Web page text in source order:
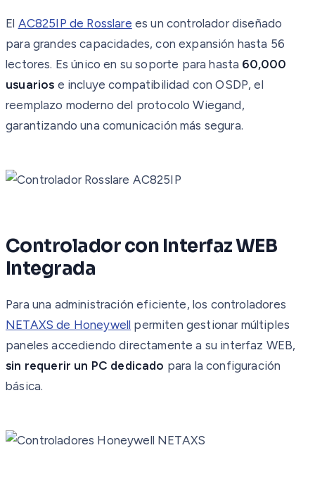
El AC825IP de Rosslare es un controlador diseñado
para grandes capacidades, con expansión hasta 56
lectores. Es único en su soporte para hasta 60,000
usuarios e incluye compatibilidad con OSDP, el
reemplazo moderno del protocolo Wiegand,
garantizando una comunicación más segura.
Controlador con Interfaz WEB
Integrada
Para una administración eficiente, los controladores
NETAXS de Honeywell permiten gestionar múltiples
paneles accediendo directamente a su interfaz WEB,
sin requerir un PC dedicado para la configuración
básica.